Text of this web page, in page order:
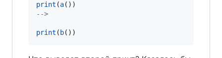
print (a
-->
print ( b())